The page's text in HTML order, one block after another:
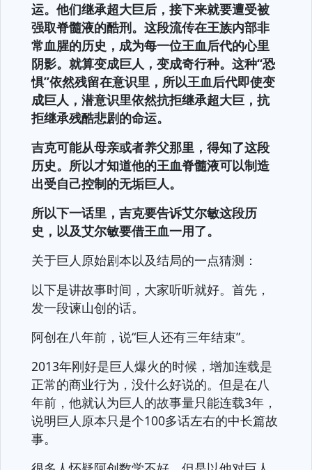
运。他们继承超大巨后，接下来就要遭受被
强取脊髓液的酷刑。这段流传在王族内部非
常血腥的历史，成为每一位王血后代的心里
阴影。就算变成巨人，变成奇行种。这种“恐
惧”依然残留在意识里，所以王血后代即使变
成巨人，潜意识里依然抗拒继承超大巨，抗
拒继承残酷悲剧的命运。
吉克可能从母亲或者养父那里，得知了这段
历史。所以才知道他的王血脊髓液可以制造
出受自己控制的无垢巨人。
所以下一话里，吉克要告诉艾尔敏这段历
史，以及艾尔敏要借王血一用了。
关于巨人原始剧本以及结局的一点猜测：
以下是讲故事时间，大家听听就好。首先，
发一段谏山创的话。
阿创在八年前，说“巨人还有三年结束”。
2013年刚好是巨人爆火的时候，增加连载是
正常的商业行为，没什么好说的。但是在八
年前，他就认为巨人的故事量只能连载3年，
说明巨人原本只是个100多话左右的中长篇故
事。